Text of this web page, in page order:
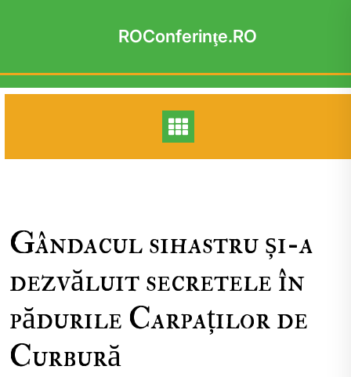
ROConferinţe.RO
Gândacul sihastru și-a
dezvăluit secretele în
pădurile Carpaților de
Curbură